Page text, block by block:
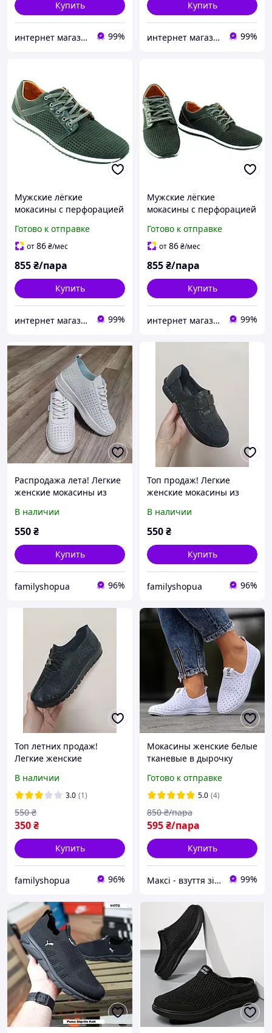
Купить
интернет магазин ОПТИМАЛЬНЫЙ ВЫБОР 99%
Купить
интернет магазин ОПТИМАЛЬНЫЙ ВЫБОР 99%
Мужские лёгкие
мокасины с перфорацией
матовые на белой
подошве 42
Готово к отправке
от86₴/мес
855₴/пара
Купить
интернет магазин ОПТИМАЛЬНЫЙ ВЫБОР 99%
Мужские лёгкие
мокасины с перфорацией
матовые на белой
подошве 43
Готово к отправке
от86₴/мес
855₴/пара
Купить
интернет магазин ОПТИМАЛЬНЫЙ ВЫБОР 99%
Распродажа лета! Легкие
женские мокасины из
перфорацией дышащей в
39 размере Бежевые
В наличии
550₴
Купить
familyshopua 96%
Топ продаж! Легкие
женские мокасины из
гибкой подошвой
Коричневые
В наличии
550₴
Купить
familyshopua 96%
Топ летних продаж!
Легкие женские
шнуровке с гибкой
подошвой Черные
В наличии
3.0 (1)
350₴
550 ₴
Купить
familyshopua 96%
Мокасины женские белые
тканевые в дырочку
текстильні в дірочку
сліпони (Код: М1676)
Готово к отправке
5.0 (4)
595₴/пара
850 ₴/пара
Купить
Максі - взуття зі знижками! 99%